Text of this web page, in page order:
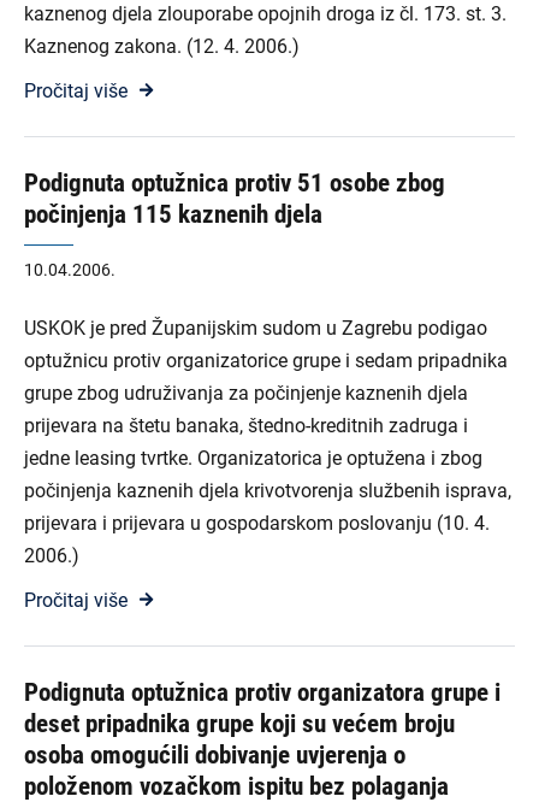
kaznenog djela zlouporabe opojnih droga iz čl. 173. st. 3.
Kaznenog zakona. (12. 4. 2006.)
Pročitaj više
Podignuta optužnica protiv 51 osobe zbog
počinjenja 115 kaznenih djela
10.04.2006.
USKOK je pred Županijskim sudom u Zagrebu podigao
optužnicu protiv organizatorice grupe i sedam pripadnika
grupe zbog udruživanja za počinjenje kaznenih djela
prijevara na štetu banaka, štedno-kreditnih zadruga i
jedne leasing tvrtke. Organizatorica je optužena i zbog
počinjenja kaznenih djela krivotvorenja službenih isprava,
prijevara i prijevara u gospodarskom poslovanju (10. 4.
2006.)
Pročitaj više
Podignuta optužnica protiv organizatora grupe i
deset pripadnika grupe koji su većem broju
osoba omogućili dobivanje uvjerenja o
položenom vozačkom ispitu bez polaganja